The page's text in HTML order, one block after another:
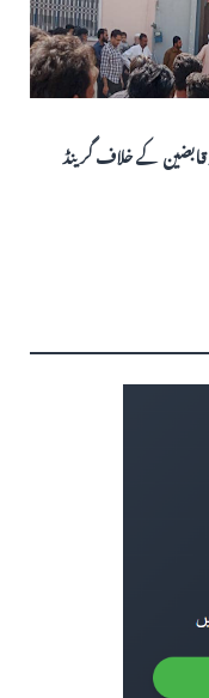
ب میں ناجائز قابضین کے خلاف گرینڈ